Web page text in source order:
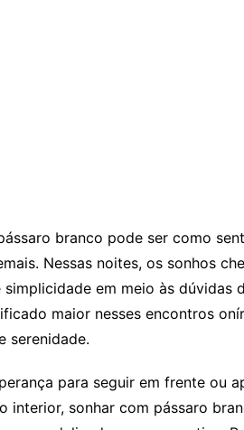
branco pode ser como
Nessas noites, os sonhos
em meio às dúvidas
maior nesses encontros
serenidade.
para seguir em frente ou
interior, sonhar com pássaro